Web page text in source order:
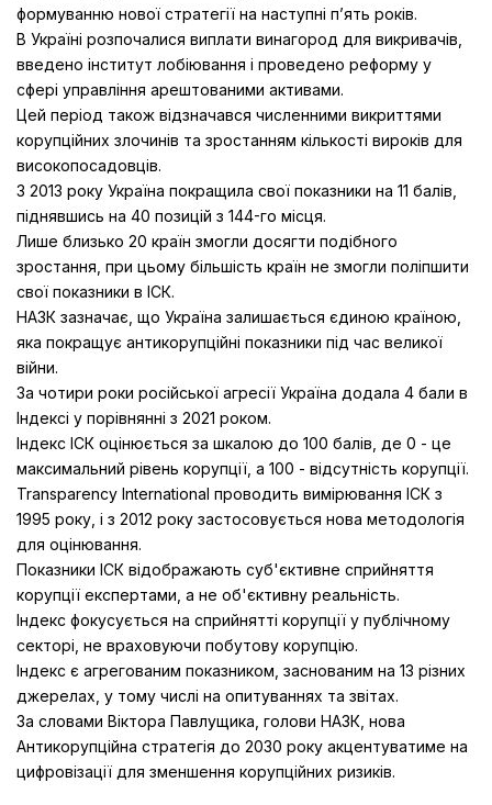
формуванню нової стратегії на наступні п’ять років.
В Україні розпочалися виплати винагород для викривачів,
введено інститут лобіювання і проведено реформу у
сфері управління арештованими активами.
Цей період також відзначався численними викриттями
корупційних злочинів та зростанням кількості вироків для
високопосадовців.
З 2013 року Україна покращила свої показники на 11 балів,
піднявшись на 40 позицій з 144-го місця.
Лише близько 20 країн змогли досягти подібного
зростання, при цьому більшість країн не змогли поліпшити
свої показники в ІСК.
НАЗК зазначає, що Україна залишається єдиною країною,
яка покращує антикорупційні показники під час великої
війни.
За чотири роки російської агресії Україна додала 4 бали в
Індексі у порівнянні з 2021 роком.
Індекс ІСК оцінюється за шкалою до 100 балів, де 0 - це
максимальний рівень корупції, а 100 - відсутність корупції.
Transparency International проводить вимірювання ІСК з
1995 року, і з 2012 року застосовується нова методологія
для оцінювання.
Показники ІСК відображають суб'єктивне сприйняття
корупції експертами, а не об'єктивну реальність.
Індекс фокусується на сприйнятті корупції у публічному
секторі, не враховуючи побутову корупцію.
Індекс є агрегованим показником, заснованим на 13 різних
джерелах, у тому числі на опитуваннях та звітах.
За словами Віктора Павлущика, голови НАЗК, нова
Антикорупційна стратегія до 2030 року акцентуватиме на
цифровізації для зменшення корупційних ризиків.